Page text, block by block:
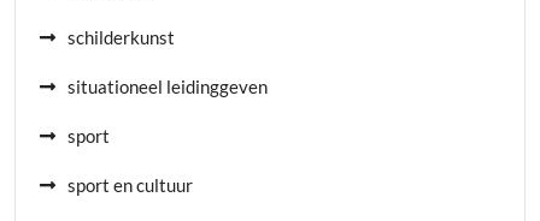
schilderkunst
situationeel leidinggeven
sport
sport en cultuur